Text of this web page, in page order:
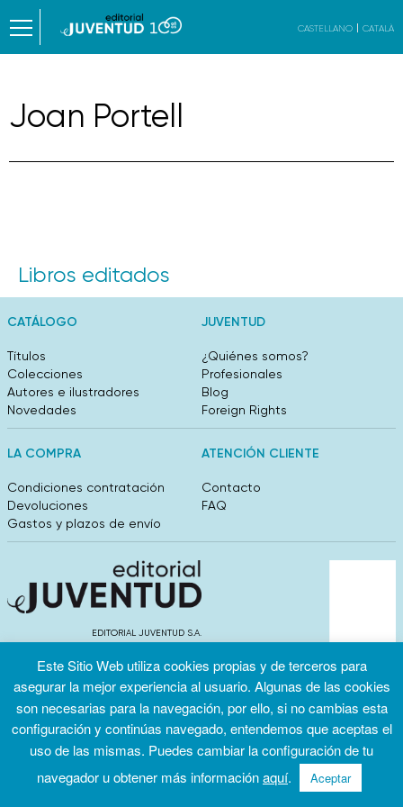
CASTELLANO CATALÀ
Joan Portell
Libros editados
CATÁLOGO
Títulos
Colecciones
Autores e ilustradores
Novedades
JUVENTUD
¿Quiénes somos?
Profesionales
Blog
Foreign Rights
LA COMPRA
Condiciones contratación
Devoluciones
Gastos y plazos de envío
ATENCIÓN CLIENTE
Contacto
FAQ
EDITORIAL JUVENTUD S.A.
info@editorialjuventud.es
Condiciones
Política de
privacidad
Política de
Este Sitio Web utiliza cookies propias y de terceros para
asegurar la mejor experiencia al usuario. Algunas de las cookies
son necesarias para la navegación, por ello, si no cambias esta
configuración y continúas navegado, entendemos que aceptas el
uso de las mismas. Puedes cambiar la configuración de tu
navegador u obtener más informaciónaquí. Aceptar